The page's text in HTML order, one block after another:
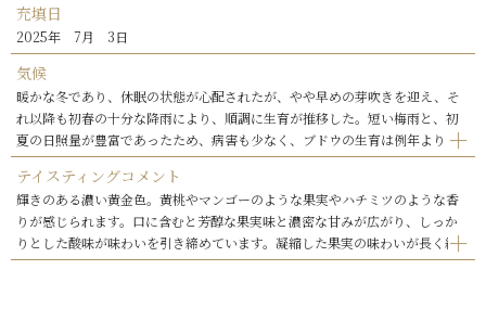
充填日
2025年 7月 3日
気候
暖かな冬であり、休眠の状態が心配されたが、やや早めの芽吹きを迎え、そ
れ以降も初春の十分な降雨により、順調に生育が推移した。短い梅雨と、初
夏の日照量が豊富であったため、病害も少なく、ブドウの生育は例年よりも1
週間程度早かった。豊かな日照量により、健全で熟度の高いブドウが収穫で
きた。
テイスティングコメント
輝きのある濃い黄金色。黄桃やマンゴーのような果実やハチミツのような香
りが感じられます。口に含むと芳醇な果実味と濃密な甘みが広がり、しっか
りとした酸味が味わいを引き締めています。凝縮した果実の味わいが長く続
く極甘口のワインです。